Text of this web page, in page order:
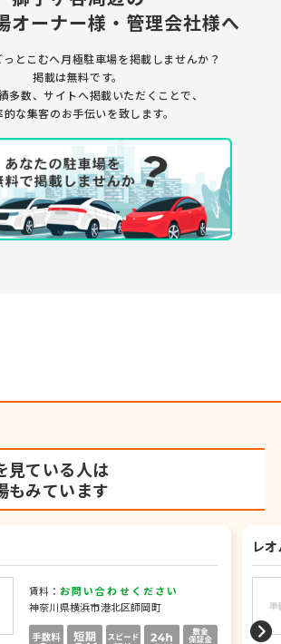
オーナー様・管理会社様へ
とこむへ月極駐車場を掲載しませんか？
掲載は無料です。
多数、サイトへ掲載いただくことで、
的な集客のお手伝いを致します。
見ている人は
もみています
賃料： お問い合わせください
神奈川県横浜市港北区師岡町
レ